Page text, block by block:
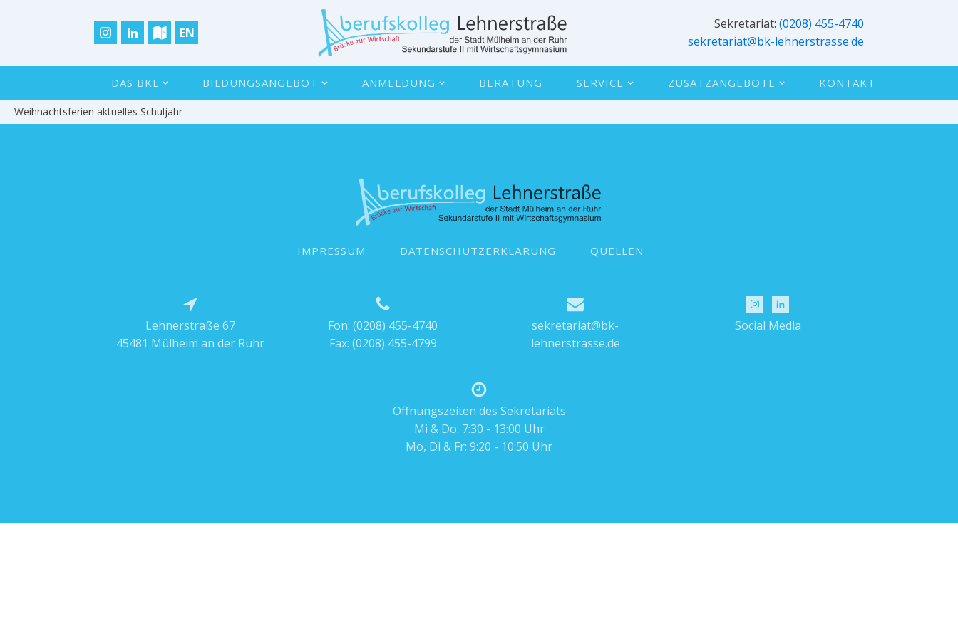
EN
Sekretariat: (0208) 455-4740
sekretariat@bk-lehnerstrasse.de
DAS BKL BILDUNGSANGEBOT ANMELDUNG BERATUNG SERVICE ZUSATZANGEBOTE KONTAKT
Weihnachtsferien aktuelles Schuljahr
IMPRESSUM DATENSCHUTZERKLÄRUNG QUELLEN
Lehnerstraße 67
45481 Mülheim an der Ruhr
Fon: (0208) 455-4740
Fax: (0208) 455-4799
sekretariat@bk-
lehnerstrasse.de
Social Media
Öffnungszeiten des Sekretariats
Mi & Do: 7:30 - 13:00 Uhr
Mo, Di & Fr: 9:20 - 10:50 Uhr